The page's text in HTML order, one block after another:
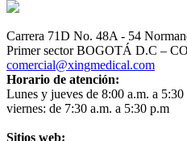
Carrera 71D No. 48A - 54
Primer sector BOGOTÁ D.C –
comercial@xingmedical.com
Horario de atención:
Lunes y jueves de 8:00 a.m. a
viernes: de 7:30 a.m. a 5:30 p.m
Sitios web: